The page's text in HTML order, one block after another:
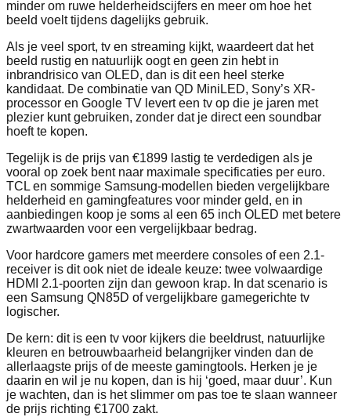
minder om ruwe helderheidscijfers en meer om hoe het
beeld voelt tijdens dagelijks gebruik.
Als je veel sport, tv en streaming kijkt, waardeert dat het
beeld rustig en natuurlijk oogt en geen zin hebt in
inbrandrisico van OLED, dan is dit een heel sterke
kandidaat. De combinatie van QD MiniLED, Sony’s XR-
processor en Google TV levert een tv op die je jaren met
plezier kunt gebruiken, zonder dat je direct een soundbar
hoeft te kopen.
Tegelijk is de prijs van €1899 lastig te verdedigen als je
vooral op zoek bent naar maximale specificaties per euro.
TCL en sommige Samsung-modellen bieden vergelijkbare
helderheid en gamingfeatures voor minder geld, en in
aanbiedingen koop je soms al een 65 inch OLED met betere
zwartwaarden voor een vergelijkbaar bedrag.
Voor hardcore gamers met meerdere consoles of een 2.1-
receiver is dit ook niet de ideale keuze: twee volwaardige
HDMI 2.1-poorten zijn dan gewoon krap. In dat scenario is
een Samsung QN85D of vergelijkbare gamegerichte tv
logischer.
De kern: dit is een tv voor kijkers die beeldrust, natuurlijke
kleuren en betrouwbaarheid belangrijker vinden dan de
allerlaagste prijs of de meeste gamingtools. Herken je je
daarin en wil je nu kopen, dan is hij ‘goed, maar duur’. Kun
je wachten, dan is het slimmer om pas toe te slaan wanneer
de prijs richting €1700 zakt.